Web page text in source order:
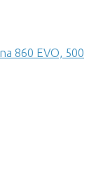
860 EVO, 500